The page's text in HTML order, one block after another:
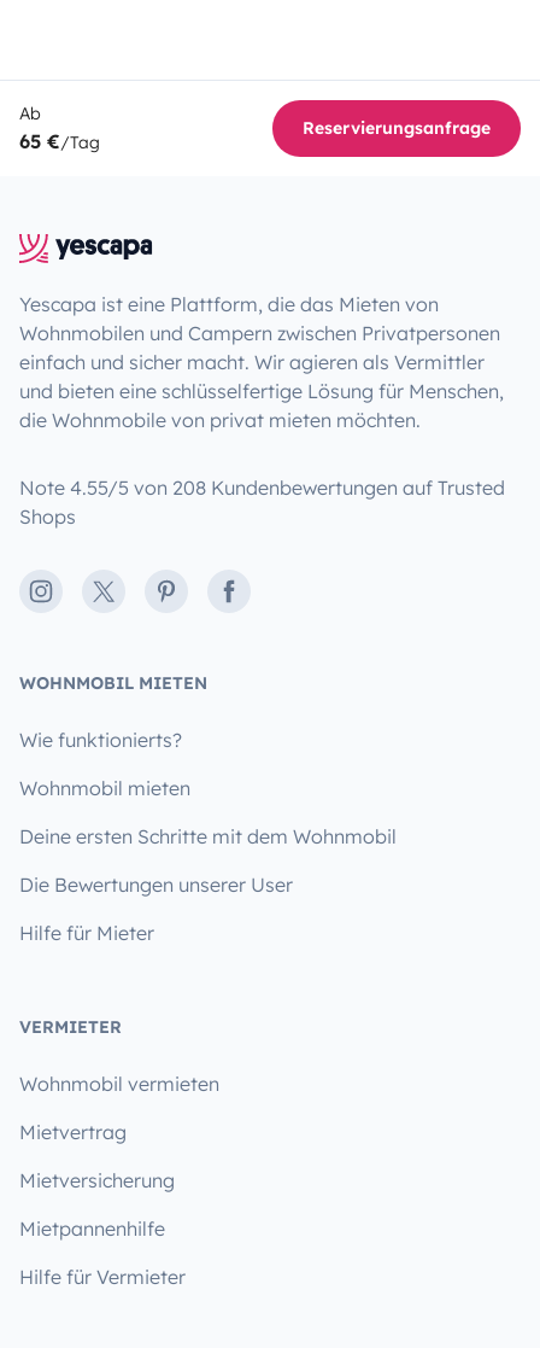
Ab
65 €/Tag
Reservierungsanfrage
Yescapa ist eine Plattform, die das Mieten von
Wohnmobilen und Campern zwischen Privatpersonen
einfach und sicher macht. Wir agieren als Vermittler
und bieten eine schlüsselfertige Lösung für Menschen,
die Wohnmobile von privat mieten möchten.
Note 4.55/5 von 208 Kundenbewertungen auf Trusted
Shops
Instagram
X PinterestFacebook
WOHNMOBIL MIETEN
Wie funktionierts?
Wohnmobil mieten
Deine ersten Schritte mit dem Wohnmobil
Die Bewertungen unserer User
Hilfe für Mieter
VERMIETER
Wohnmobil vermieten
Mietvertrag
Mietversicherung
Mietpannenhilfe
Hilfe für Vermieter